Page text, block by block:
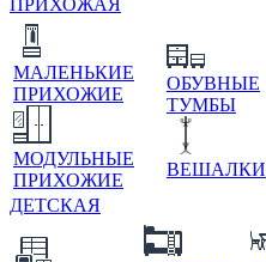
ПРИХОЖАЯ
МАЛЕНЬКИЕ
ПРИХОЖИЕ
МОДУЛЬНЫЕ
ПРИХОЖИЕ
ОБУВНЫЕ
ТУМБЫ
ВЕШАЛКИ
ДЕТСКАЯ